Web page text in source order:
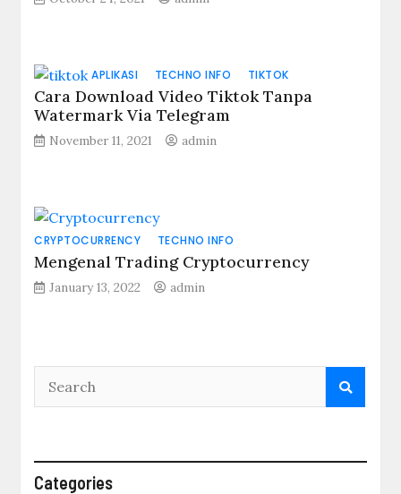
APLIKASI TECHNO INFO TIKTOK
Cara Download Video Tiktok Tanpa
Watermark Via Telegram
November 11, 2021 admin
CRYPTOCURRENCY TECHNO INFO
Mengenal Trading Cryptocurrency
January 13, 2022 admin
Categories